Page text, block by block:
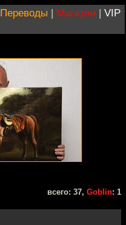
Переводы | Магазин | VIP
всего: 37, Goblin: 1